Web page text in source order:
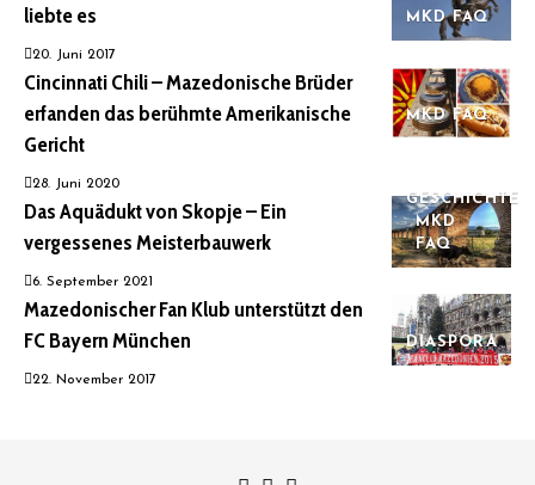
MKD FAQ
liebte es
20. Juni 2017
MKD FAQ
Cincinnati Chili – Mazedonische Brüder
erfanden das berühmte Amerikanische
Gericht
28. Juni 2020
GESCHICHTE
MKD
FAQ
Das Aquädukt von Skopje – Ein
vergessenes Meisterbauwerk
6. September 2021
DIASPORA
Mazedonischer Fan Klub unterstützt den
FC Bayern München
22. November 2017